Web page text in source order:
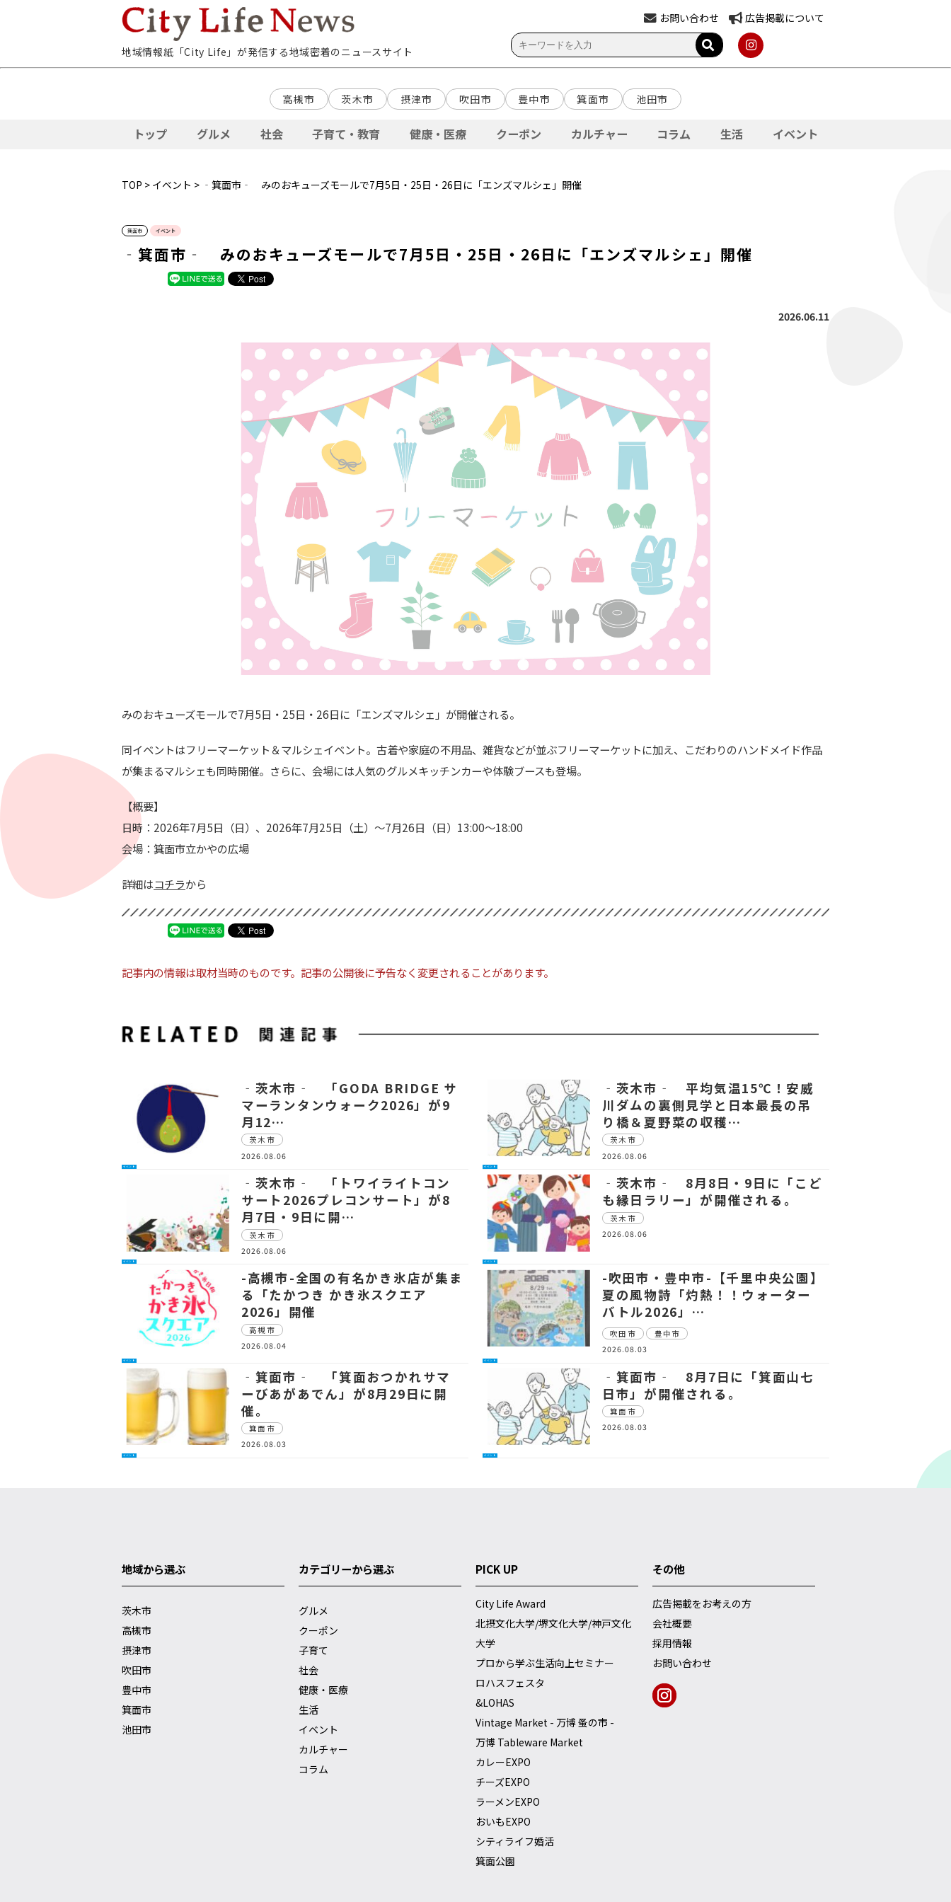
地域情報紙「City Life」が発信する地域密着のニュースサイト
お問い合わせ 広告掲載について
高槻市 茨木市 摂津市 吹田市 豊中市 箕面市 池田市
トップ グルメ 社会 子育て・教育 健康・医療 クーポン カルチャー コラム 生活 イベント
TOP > イベント > ‐箕面市‐ みのおキューズモールで7月5日・25日・26日に「エンズマルシェ」開催
箕面市 イベント
‐箕面市‐ みのおキューズモールで7月5日・25日・26日に「エンズマルシェ」開催
2026.06.11
みのおキューズモールで7月5日・25日・26日に「エンズマルシェ」が開催される。
同イベントはフリーマーケット＆マルシェイベント。古着や家庭の不用品、雑貨などが並ぶフリーマーケットに加え、こだわりのハンドメイド作品
が集まるマルシェも同時開催。さらに、会場には人気のグルメキッチンカーや体験ブースも登場。
【概要】
日時：2026年7月5日（日）、2026年7月25日（土）～7月26日（日）13:00～18:00
会場：箕面市立かやの広場
詳細はコチラから
記事内の情報は取材当時のものです。記事の公開後に予告なく変更されることがあります。
イベント
‐茨木市‐ 「GODA BRIDGE サ
マーランタンウォーク2026」が9
月12…
茨木市
2026.08.06
イベント
‐茨木市‐ 平均気温15℃！安威
川ダムの裏側見学と日本最長の吊
り橋＆夏野菜の収穫…
茨木市
2026.08.06
イベント
‐茨木市‐ 「トワイライトコン
サート2026プレコンサート」が8
月7日・9日に開…
茨木市
2026.08.06
イベント
‐茨木市‐ 8月8日・9日に「こど
も縁日ラリー」が開催される。
茨木市
2026.08.06
イベント
-高槻市-全国の有名かき氷店が集ま
る「たかつき かき氷スクエア
2026」開催
高槻市
2026.08.04
イベント
-吹田市・豊中市-【千里中央公園】
夏の風物詩「灼熱！！ウォーター
バトル2026」…
吹田市
豊中市
2026.08.03
イベント
‐箕面市‐ 「箕面おつかれサマ
ーびあがあでん」が8月29日に開
催。
箕面市
2026.08.03
イベント
‐箕面市‐ 8月7日に「箕面山七
日市」が開催される。
箕面市
2026.08.03
地域から選ぶ
茨木市
高槻市
摂津市
吹田市
豊中市
箕面市
池田市
カテゴリーから選ぶ
グルメ
クーポン
子育て
社会
健康・医療
生活
イベント
カルチャー
コラム
PICK UP
City Life Award
北摂文化大学/堺文化大学/神戸文化
大学
プロから学ぶ生活向上セミナー
ロハスフェスタ
&LOHAS
Vintage Market - 万博 蚤の市 -
万博 Tableware Market
カレーEXPO
チーズEXPO
ラーメンEXPO
おいもEXPO
シティライフ婚活
箕面公園
その他
広告掲載をお考えの方
会社概要
採用情報
お問い合わせ